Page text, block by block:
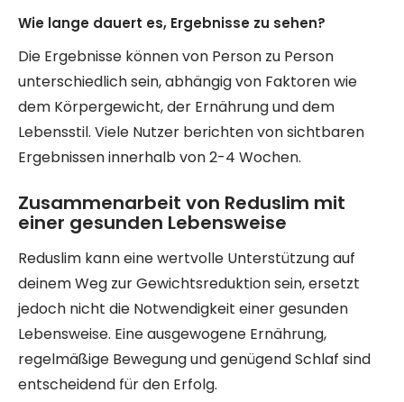
Wie lange dauert es, Ergebnisse zu sehen?
Die Ergebnisse können von Person zu Person
unterschiedlich sein, abhängig von Faktoren wie
dem Körpergewicht, der Ernährung und dem
Lebensstil. Viele Nutzer berichten von sichtbaren
Ergebnissen innerhalb von 2-4 Wochen.
Zusammenarbeit von Reduslim mit
einer gesunden Lebensweise
Reduslim kann eine wertvolle Unterstützung auf
deinem Weg zur Gewichtsreduktion sein, ersetzt
jedoch nicht die Notwendigkeit einer gesunden
Lebensweise. Eine ausgewogene Ernährung,
regelmäßige Bewegung und genügend Schlaf sind
entscheidend für den Erfolg.